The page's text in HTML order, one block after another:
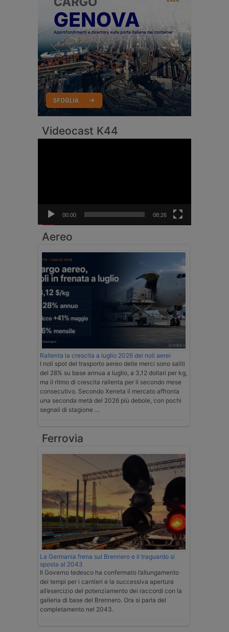
Videocast K44
00:00 08:26
Aereo
Rallenta la crescita a luglio 2026 dei noli aerei
I noli spot del trasporto aereo delle merci sono saliti
del 28% su base annua a luglio, a 3,12 dollari per kg,
ma il ritmo di crescita rallenta per il secondo mese
consecutivo. Secondo Xeneta il mercato affronta
una seconda metà del 2026 più debole, con pochi
segnali di stagione …
Ferrovia
La Germania frena sul Brennero e il traguardo si
sposta al 2043
Il Governo tedesco ha confermato l’allungamento
dei tempi per i cantieri e la successiva apertura
all’esercizio del potenziamento dei raccordi con la
galleria di base del Brennero. Ora si parla del
completamento nel 2043.